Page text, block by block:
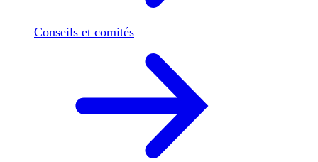
Conseils et comités